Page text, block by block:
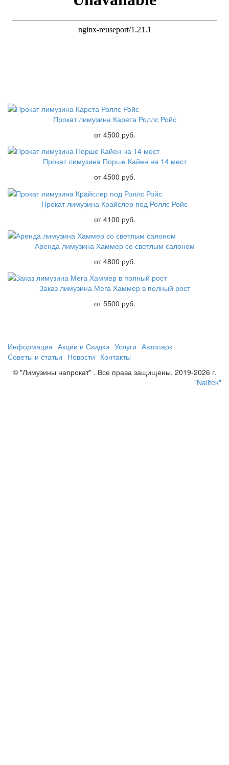
Прокат лимузина Карета Роллс Ройс
от 4500 руб.
Прокат лимузина Порше Кайен на 14 мест
от 4500 руб.
Прокат лимузина Крайслер под Роллс Ройс
от 4100 руб.
Аренда лимузина Хаммер со светлым салоном
от 4800 руб.
Заказ лимузина Мега Хаммер в полный рост
от 5500 руб.
Информация Акции и Скидки Услуги Автопарк
Советы и статьи Новости Контакты
© "Лимузины напрокат" . Все права защищены. 2019-2026 г.
"Nalitek"